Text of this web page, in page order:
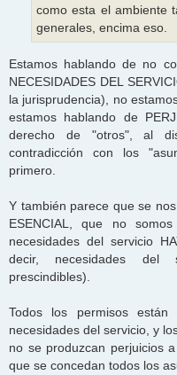
como esta el ambiente
generales, encima eso.
Estamos hablando de no
NECESIDADES DEL
la jurisprudencia), no
estamos hablando de
derecho de "otros", al
contradicción con los
primero.
Y también parece que se
ESENCIAL, que no
necesidades del servicio
decir, necesidades del
prescindibles).
Todos los permisos
necesidades del servicio, y
no se produzcan perjuicios
que se concedan todos los